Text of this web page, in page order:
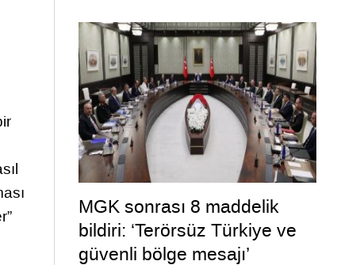
MGK sonrası 8 maddelik
bildiri: ‘Terörsüz Türkiye ve
güvenli bölge mesajı’